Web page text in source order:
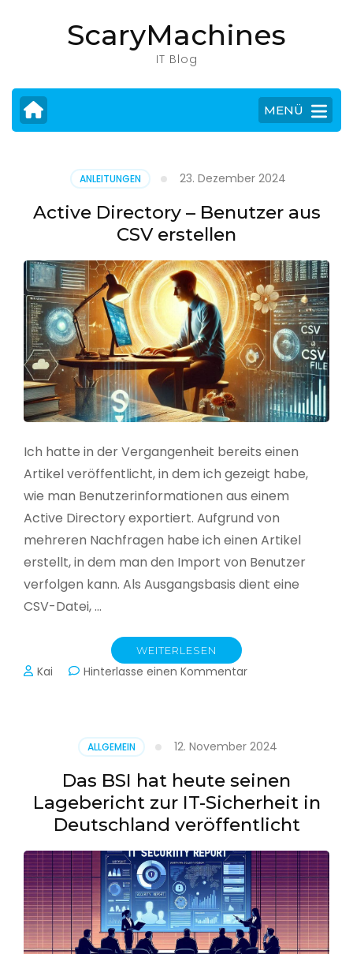
drücken)
ScaryMachines
IT Blog
MENÜ
ANLEITUNGEN 23. Dezember 2024
Active Directory – Benutzer aus
CSV erstellen
Ich hatte in der Vergangenheit bereits einen
Artikel veröffentlicht, in dem ich gezeigt habe,
wie man Benutzerinformationen aus einem
Active Directory exportiert. Aufgrund von
mehreren Nachfragen habe ich einen Artikel
erstellt, in dem man den Import von Benutzer
verfolgen kann. Als Ausgangsbasis dient eine
CSV-Datei, …
WEITERLESEN
Kai Hinterlasse einen Kommentarzu
aus
CSV
erstellen
ALLGEMEIN 12. November 2024
Das BSI hat heute seinen
Lagebericht zur IT-Sicherheit in
Deutschland veröffentlicht